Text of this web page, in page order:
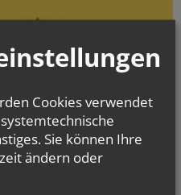
Cookies verwendet
Sie können Ihre
ändern oder